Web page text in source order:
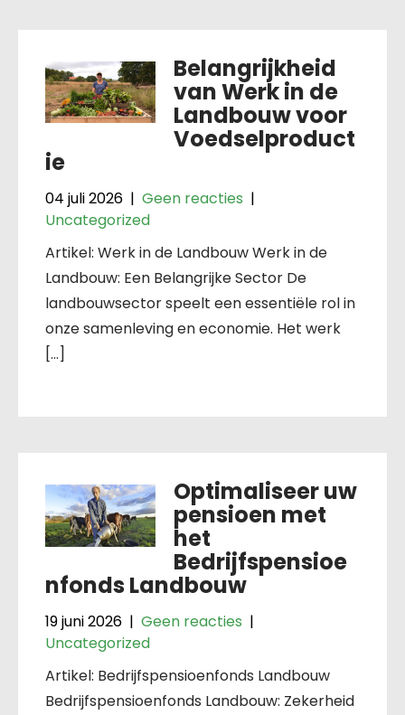
Belangrijkheid
van Werk in de
Landbouw voor
Voedselproduct
ie
04 juli 2026 | Geen reacties |
Uncategorized
Artikel: Werk in de Landbouw Werk in de
Landbouw: Een Belangrijke Sector De
landbouwsector speelt een essentiële rol in
onze samenleving en economie. Het werk
[…]
Optimaliseer uw
pensioen met
het
Bedrijfspensioe
nfonds Landbouw
19 juni 2026 | Geen reacties |
Uncategorized
Artikel: Bedrijfspensioenfonds Landbouw
Bedrijfspensioenfonds Landbouw: Zekerheid